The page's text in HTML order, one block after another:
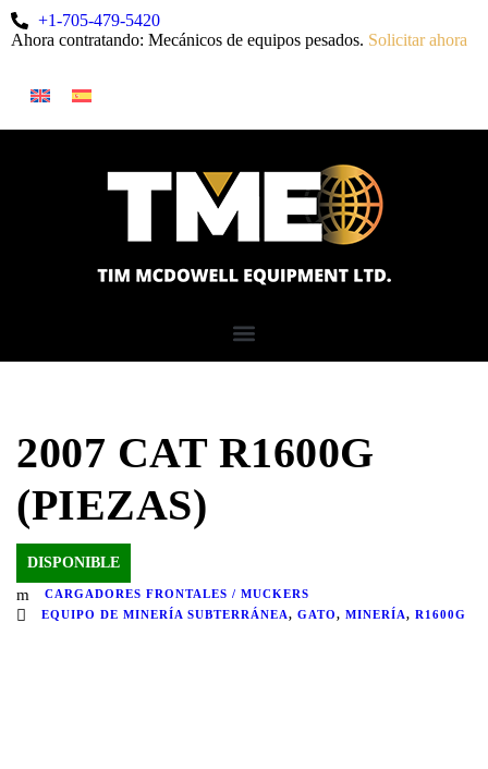
+1-705-479-5420
Ahora contratando: Mecánicos de equipos pesados. Solicitar ahora
2007 CAT R1600G
(PIEZAS)
DISPONIBLE
CARGADORES FRONTALES / MUCKERS
EQUIPO DE MINERÍA SUBTERRÁNEA, GATO, MINERÍA, R1600G